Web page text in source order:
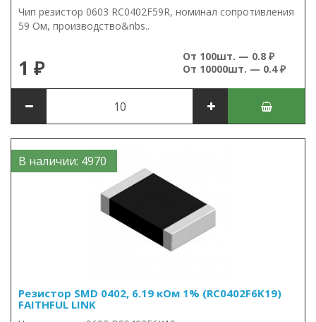
Чип резистор 0603 RC0402F59R, номинал сопротивления
59 Ом, производство&nbs..
1 ₽
От 100шт. — 0.8 ₽
От 10000шт. — 0.4 ₽
В наличии: 4970
Резистор SMD 0402, 6.19 кОм 1% (RC0402F6K19)
FAITHFUL LINK